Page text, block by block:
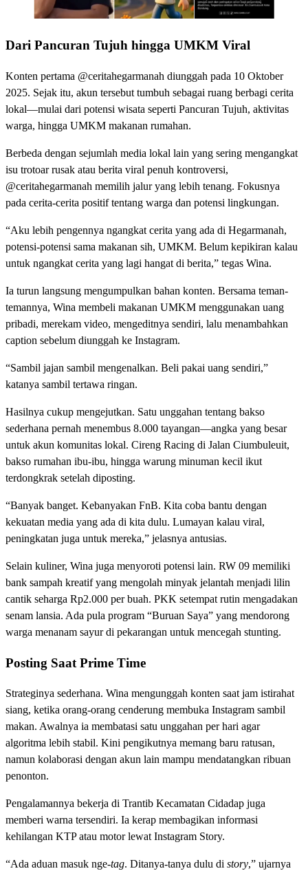
Dari Pancuran Tujuh hingga UMKM Viral
Konten pertama @ceritahegarmanah diunggah pada 10 Oktober
2025. Sejak itu, akun tersebut tumbuh sebagai ruang berbagi cerita
lokal—mulai dari potensi wisata seperti Pancuran Tujuh, aktivitas
warga, hingga UMKM makanan rumahan.
Berbeda dengan sejumlah media lokal lain yang sering mengangkat
isu trotoar rusak atau berita viral penuh kontroversi,
@ceritahegarmanah memilih jalur yang lebih tenang. Fokusnya
pada cerita-cerita positif tentang warga dan potensi lingkungan.
“Aku lebih pengennya ngangkat cerita yang ada di Hegarmanah,
potensi-potensi sama makanan sih, UMKM. Belum kepikiran kalau
untuk ngangkat cerita yang lagi hangat di berita,” tegas Wina.
Ia turun langsung mengumpulkan bahan konten. Bersama teman-
temannya, Wina membeli makanan UMKM menggunakan uang
pribadi, merekam video, mengeditnya sendiri, lalu menambahkan
caption sebelum diunggah ke Instagram.
“Sambil jajan sambil mengenalkan. Beli pakai uang sendiri,”
katanya sambil tertawa ringan.
Hasilnya cukup mengejutkan. Satu unggahan tentang bakso
sederhana pernah menembus 8.000 tayangan—angka yang besar
untuk akun komunitas lokal. Cireng Racing di Jalan Ciumbuleuit,
bakso rumahan ibu-ibu, hingga warung minuman kecil ikut
terdongkrak setelah diposting.
“Banyak banget. Kebanyakan FnB. Kita coba bantu dengan
kekuatan media yang ada di kita dulu. Lumayan kalau viral,
peningkatan juga untuk mereka,” jelasnya antusias.
Selain kuliner, Wina juga menyoroti potensi lain. RW 09 memiliki
bank sampah kreatif yang mengolah minyak jelantah menjadi lilin
cantik seharga Rp2.000 per buah. PKK setempat rutin mengadakan
senam lansia. Ada pula program “Buruan Saya” yang mendorong
warga menanam sayur di pekarangan untuk mencegah stunting.
Posting Saat Prime Time
Strateginya sederhana. Wina mengunggah konten saat jam istirahat
siang, ketika orang-orang cenderung membuka Instagram sambil
makan. Awalnya ia membatasi satu unggahan per hari agar
algoritma lebih stabil. Kini pengikutnya memang baru ratusan,
namun kolaborasi dengan akun lain mampu mendatangkan ribuan
penonton.
Pengalamannya bekerja di Trantib Kecamatan Cidadap juga
memberi warna tersendiri. Ia kerap membagikan informasi
kehilangan KTP atau motor lewat Instagram Story.
“Ada aduan masuk nge-tag. Ditanya-tanya dulu di story,” ujarnya